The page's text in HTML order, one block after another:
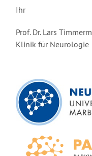
Ihr
Prof. Dr. Lars
Klinik für Neurologie